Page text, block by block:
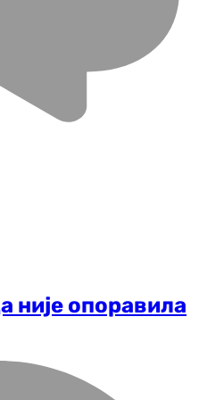
није опоравила